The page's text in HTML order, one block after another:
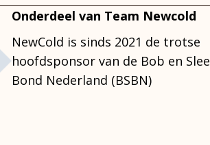
Onderdeel van Team Newcold
NewCold is sinds 2021 de trotse
hoofdsponsor van de Bob en Slee
Bond Nederland (BSBN)